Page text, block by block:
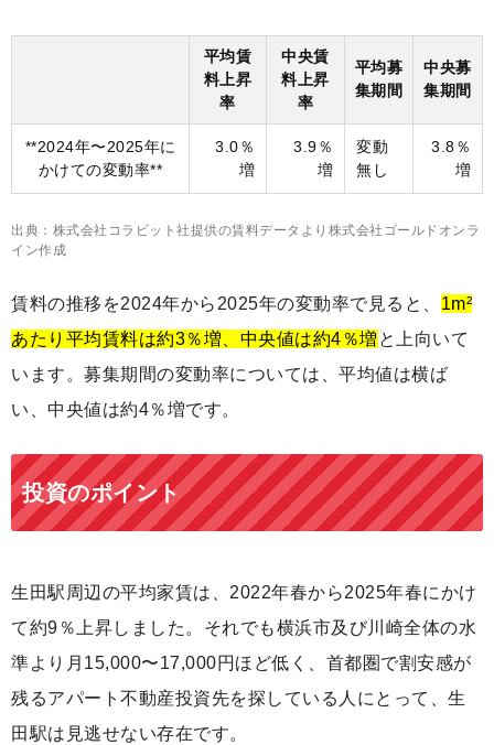
平均賃
料上昇
率
中央賃
料上昇
率
平均募
集期間
中央募
集期間
**2024年〜2025年に
かけての変動率**
3.0％
増
3.9％
増
変動
無し
3.8％
増
出典：株式会社コラビット社提供の賃料データより株式会社ゴールドオンラ
イン作成
賃料の推移を2024年から2025年の変動率で見ると、 1m²
あたり平均賃料は約3％増、中央値は約4％増 と上向いて
います。募集期間の変動率については、平均値は横ば
い、中央値は約4％増です。
投資のポイント
生田駅周辺の平均家賃は、2022年春から2025年春にかけ
て約9％上昇しました。それでも横浜市及び川崎全体の水
準より月15,000〜17,000円ほど低く、首都圏で割安感が
残るアパート不動産投資先を探している人にとって、生
田駅は見逃せない存在です。